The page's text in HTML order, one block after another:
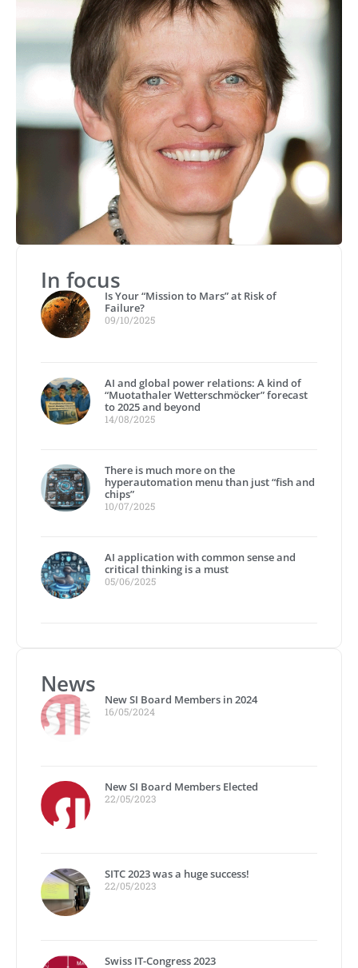
In focus
Is Your “Mission to Mars” at Risk of
Failure?
09/10/2025
AI and global power relations: A kind of
“Muotathaler Wetterschmöcker” forecast
to 2025 and beyond
14/08/2025
There is much more on the
hyperautomation menu than just “fish and
chips”
10/07/2025
AI application with common sense and
critical thinking is a must
05/06/2025
News
New SI Board Members in 2024
16/05/2024
New SI Board Members Elected
22/05/2023
SITC 2023 was a huge success!
22/05/2023
Swiss IT-Congress 2023